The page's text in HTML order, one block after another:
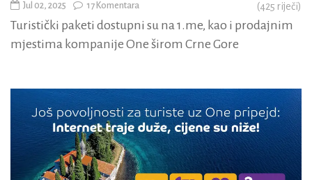
Jul 02, 2025 17 Komentara (425 riječi)
Turistički paketi dostupni su na 1.me, kao i prodajnim
mjestima kompanije One širom Crne Gore